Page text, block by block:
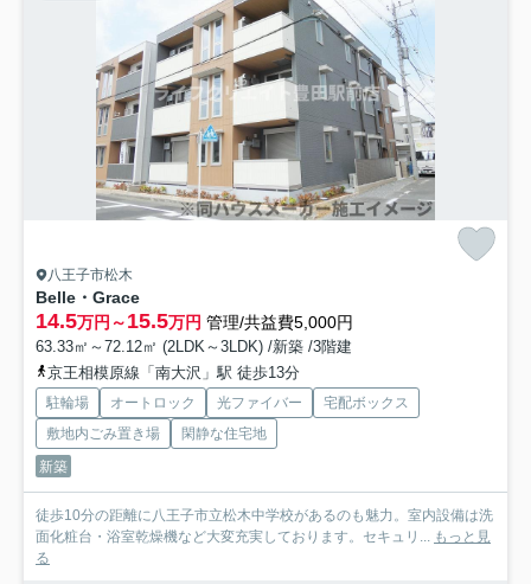
八王子市松木
Belle・Grace
14.5万円～15.5万円 管理/共益費5,000円
63.33㎡～72.12㎡ (2LDK～3LDK) /新築 /3階建
京王相模原線「南大沢」駅 徒歩13分
駐輪場 オートロック 光ファイバー
宅配ボックス
敷地内ごみ置き場
閑静な住宅地
新築
徒歩10分の距離に八王子市立松木中学校があるのも魅力。室内設備は洗
面化粧台・浴室乾燥機など大変充実しております。セキュリ... もっと見
る